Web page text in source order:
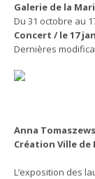
Galerie de la
Du 31 octobre au
Concert / le 17
Dernières
Anna
Création Ville
L’exposition des